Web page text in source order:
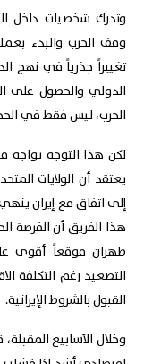
وتدرك شخصيات داخل
وقف الحرب والبدء
تغييراً جذرياً في نهج
الدولي والحصول على
الحرب، ليس فقط في
لكن هذا التوجه
يعتقد أن الولايات
إلى اتفاق مع إيران
هذا الفريق أن الفرصة
طهران موقعاً أقوى
التصعيد رغم التكلفة
القبول بالشروط الإيرانية.
وخلال الأسابيع